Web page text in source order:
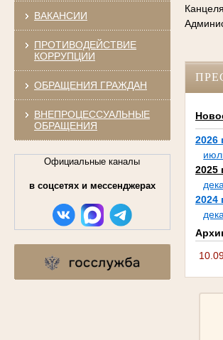
ВАКАНСИИ
ПРОТИВОДЕЙСТВИЕ
КОРРУПЦИИ
ОБРАЩЕНИЯ ГРАЖДАН
ВНЕПРОЦЕССУАЛЬНЫЕ
ОБРАЩЕНИЯ
Официальные каналы
в соцсетях и мессенджерах
2026
2025
2024